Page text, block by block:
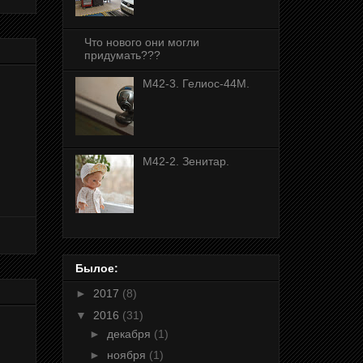
Что нового они могли
придумать???
М42-3. Гелиос-44М.
M42-2. Зенитар.
Былое:
► 2017 (8)
▼ 2016 (31)
► декабря (1)
► ноября (1)